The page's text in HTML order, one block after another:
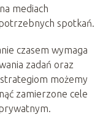
mediach
spotkań.
czasem wymaga
zadań oraz
możemy
zamierzone cele